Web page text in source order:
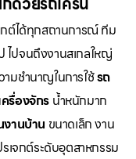
กต์ได้ทุกสถานการณ์ ทีม
ไปจนถึงงานสเกลใหญ่
ามชำนาญในการใช้รถ
รื่องจักร น้ำหนักมาก
งานบ้าน ขนาดเล็ก งาน
เจกต์ระดับอุตสาหกรรม